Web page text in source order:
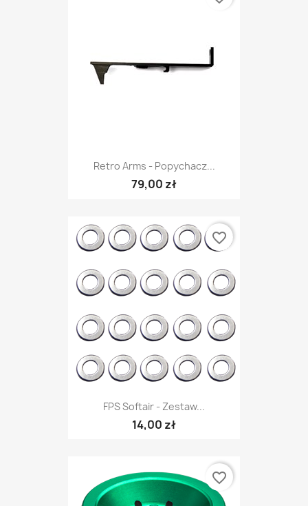
Retro Arms - Popychacz...
79,00 zł
FPS Softair - Zestaw...
14,00 zł
favorite_border
favorite_border